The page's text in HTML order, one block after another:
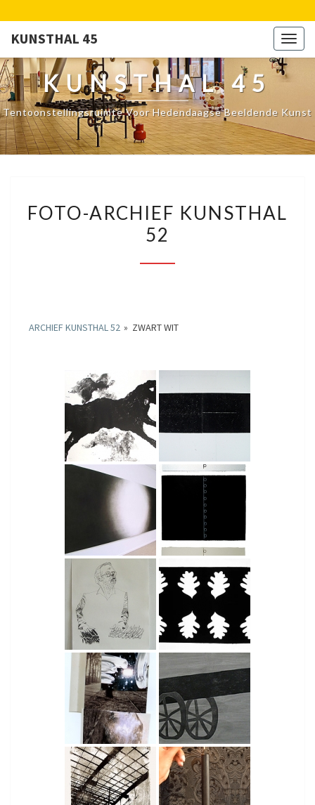
KUNSTHAL 45
KUNSTHAL 45
Tentoonstellingsruimte Voor Hedendaagse Beeldende Kunst
ARCHIEF
KUNSTHAL
FOTO-ARCHIEF KUNSTHAL
52
ARCHIEF KUNSTHAL 52 » ZWART WIT